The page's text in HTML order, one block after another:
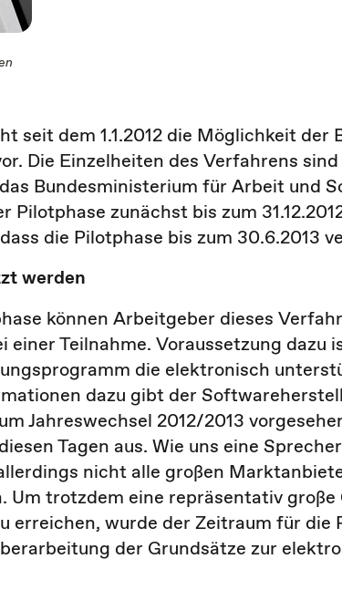
seit dem 1.1.2012 die Möglichkeit
Die Einzelheiten des Verfahrens
Bundesministerium für Arbeit und
Pilotphase zunächst bis zum
die Pilotphase bis zum 30.6.2013
werden
können Arbeitgeber dieses
einer Teilnahme. Voraussetzung dazu
die elektronisch
dazu gibt der
Jahreswechsel 2012/2013
Tagen aus. Wie uns eine
nicht alle großen
Um trotzdem eine repräsentativ große
erreichen, wurde der Zeitraum für die
der Grundsätze zur